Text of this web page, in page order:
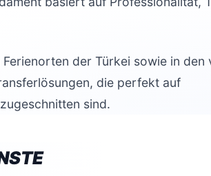
der Türkei sowie in den
die perfekt auf
sind.